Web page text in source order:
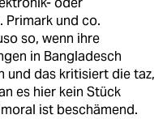
Primark und co.
so, wenn ihre
in Bangladesch
und das kritisiert die taz,
es hier kein Stück
ist beschämend.